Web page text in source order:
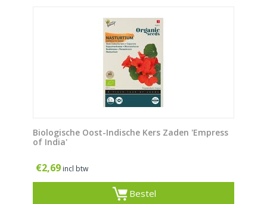
Biologische Oost-Indische Kers Zaden 'Empress
of India'
€2,69 incl btw
Bestel